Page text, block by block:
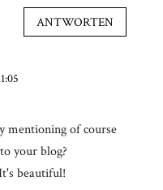
ANTWORTEN
mentioning of course
your blog?
beautiful!